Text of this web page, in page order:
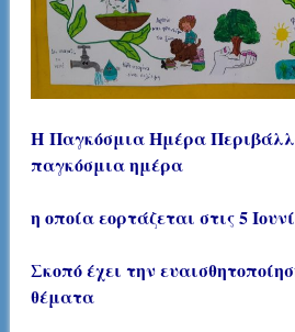
Η Παγκόσμια Ημέρα
παγκόσμια ημέρα
η οποία εορτάζεται στις 5
Σκοπό έχει την
θέματα